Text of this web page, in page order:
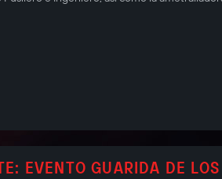
EVENTO GUARIDA DE